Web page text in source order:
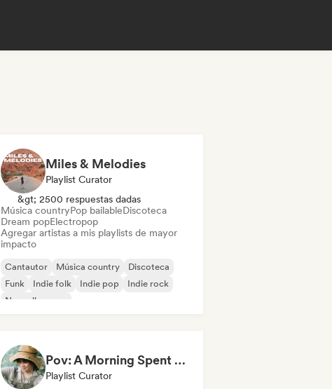
Miles & Melodies
Playlist Curator
&gt; 2500 respuestas dadas
Música countryPop bailableDiscoteca
Dream popElectropop
Agregar artistas a mis playlists de mayor
impacto
Cantautor Música country
Discoteca
Funk
Indie folk Indie pop
Indie rock
Nouvelle scene
Pov: A Morning Spent Nurturing My Garden
Playlist Curator